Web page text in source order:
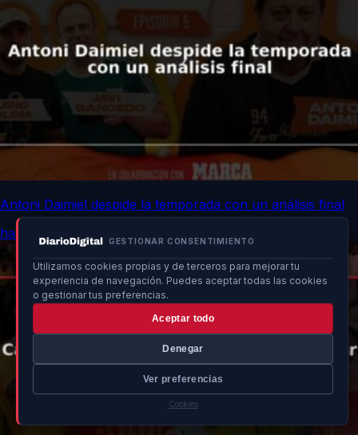
GESTIONAR CONSENTIMIENTO
Utilizamos cookies propias y de terceros para mejorar tu
experiencia de navegación. Puedes aceptar todas las cookies
o gestionar tus preferencias.
Aceptar todo
Denegar
Ver preferencias
Cookies
Antoni Daimiel despide la temporada con un análisis final
hace un momento